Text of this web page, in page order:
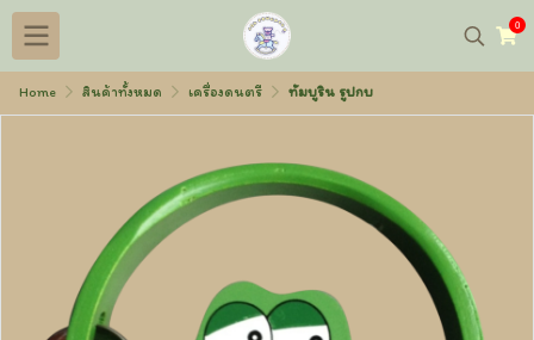
0
Home สินค้าทั้งหมด เครื่องดนตรี ทัมบูริน รูปกบ